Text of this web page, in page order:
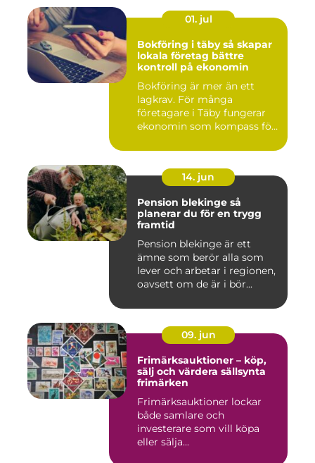
01. jul
Bokföring i täby så skapar
lokala företag bättre
kontroll på ekonomin
Bokföring är mer än ett
lagkrav. För många
företagare i Täby fungerar
ekonomin som kompass för
14. jun
Pension blekinge så
planerar du för en trygg
framtid
Pension blekinge är ett
ämne som berör alla som
lever och arbetar i regionen,
oavsett om de är i bör...
09. jun
Frimärksauktioner – köp,
sälj och värdera sällsynta
frimärken
Frimärksauktioner lockar
både samlare och
investerare som vill köpa
eller sälja...